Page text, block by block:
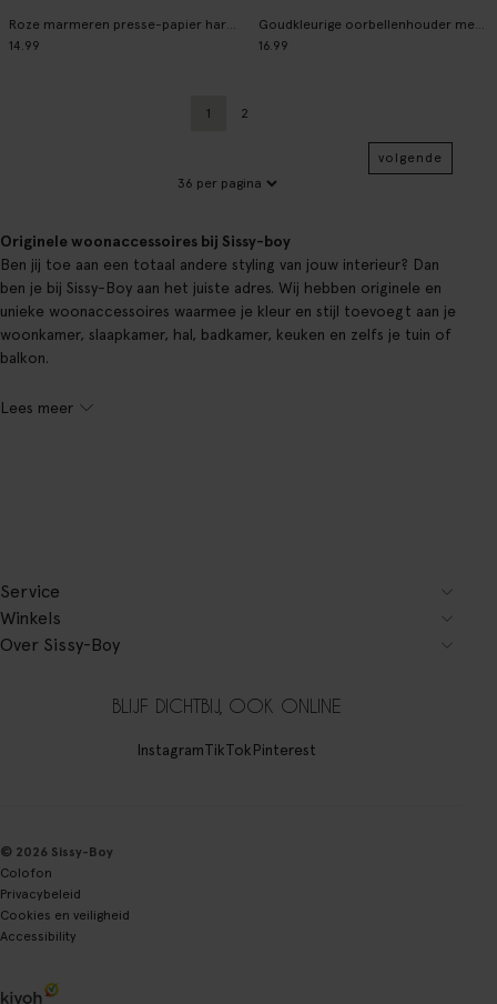
14.99
16.99
Huidige pagina
1
Vorige
2
volgende
Originele woonaccessoires bij Sissy-boy
Ben jij toe aan een totaal andere styling van jouw interieur? Dan
ben je bij Sissy-Boy aan het juiste adres. Wij hebben originele en
unieke woonaccessoires waarmee je kleur en stijl toevoegt aan je
woonkamer, slaapkamer, hal, badkamer, keuken en zelfs je tuin of
balkon.
Lees meer
Service
Winkels
Over Sissy-Boy
BLIJF DICHTBIJ, OOK ONLINE
InstagramTikTokPinterest
© 2026 Sissy-Boy
Colofon
Privacybeleid
Cookies en veiligheid
Accessibility